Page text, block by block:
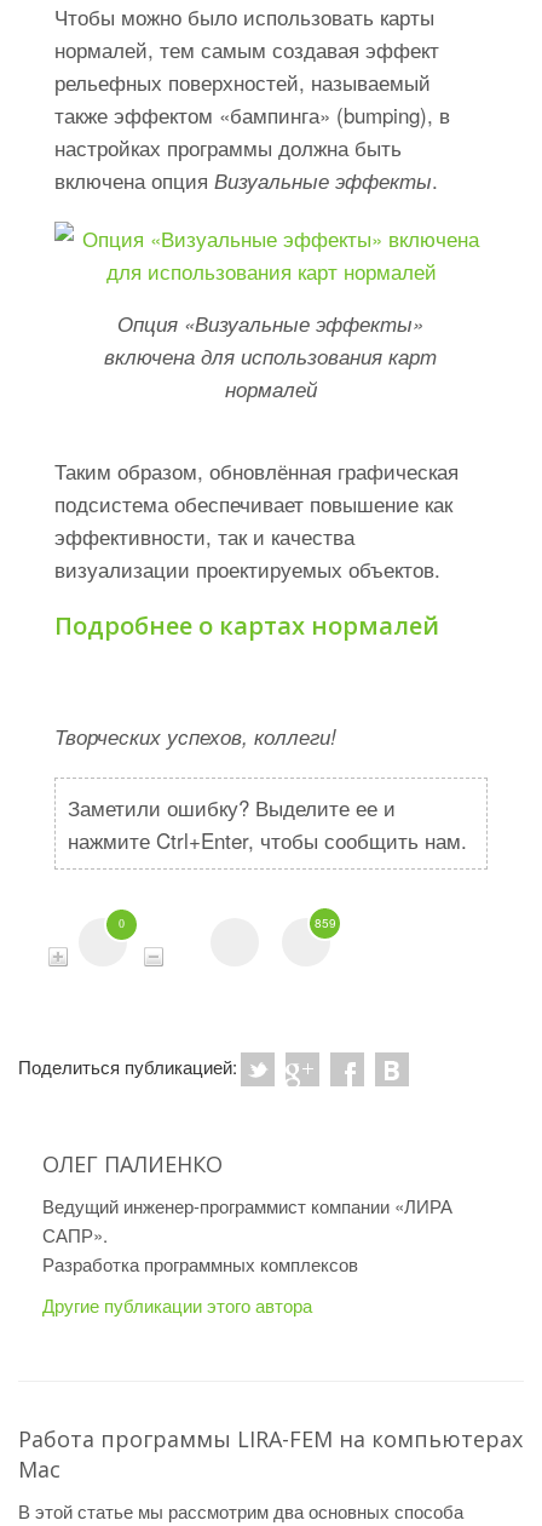
Чтобы можно было использовать карты
нормалей, тем самым создавая эффект
рельефных поверхностей, называемый
также эффектом «бампинга» (bumping), в
настройках программы должна быть
включена опция Визуальные эффекты.
Опция «Визуальные эффекты»
включена для использования карт
нормалей
Таким образом, обновлённая графическая
подсистема обеспечивает повышение как
эффективности, так и качества
визуализации проектируемых объектов.
Подробнее о картах нормалей
Творческих успехов, коллеги!
Заметили ошибку? Выделите ее и
нажмите Ctrl+Enter, чтобы сообщить нам.
0 859
Поделиться публикацией:
ОЛЕГ ПАЛИЕНКО
Ведущий инженер-программист компании «ЛИРА
САПР».
Разработка программных комплексов
Другие публикации этого автора
Работа программы LIRA-FEM на компьютерах
Mac
В этой статье мы рассмотрим два основных способа